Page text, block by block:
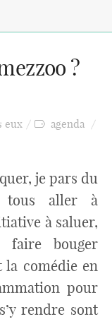
?
eux
agenda
je pars du
tous aller à
à saluer,
faire bouger
comédie en
pour
rendre sont